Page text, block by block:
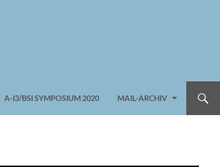
A-I3/BSI SYMPOSIUM 2020 MAIL-ARCHIV